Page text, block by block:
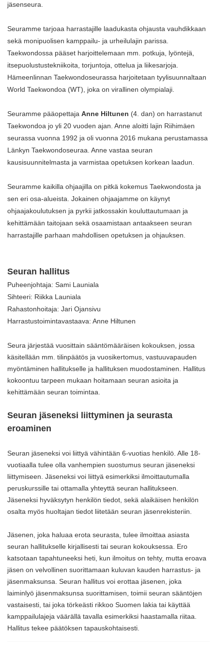
jäsenseura.
Seuramme tarjoaa harrastajille laadukasta ohjausta vauhdikkaan
sekä monipuolisen kamppailu- ja urheilulajin parissa.
Taekwondossa pääset harjoittelemaan mm. potkuja, lyöntejä,
itsepuolustustekniikoita, torjuntoja, ottelua ja liikesarjoja.
Hämeenlinnan Taekwondoseurassa harjoitetaan tyylisuunnaltaan
World Taekwondoa (WT), joka on virallinen olympialaji.
Seuramme pääopettaja Anne Hiltunen (4. dan) on harrastanut
Taekwondoa jo yli 20 vuoden ajan. Anne aloitti lajin Riihimäen
seurassa vuonna 1992 ja oli vuonna 2016 mukana perustamassa
Länkyn Taekwondoseuraa. Anne vastaa seuran
kausisuunnitelmasta ja varmistaa opetuksen korkean laadun.
Seuramme kaikilla ohjaajilla on pitkä kokemus Taekwondosta ja
sen eri osa-alueista. Jokainen ohjaajamme on käynyt
ohjaajakoulutuksen ja pyrkii jatkossakin kouluttautumaan ja
kehittämään taitojaan sekä osaamistaan antaakseen seuran
harrastajille parhaan mahdollisen opetuksen ja ohjauksen.
Seuran hallitus
Puheenjohtaja: Sami Launiala
Sihteeri: Riikka Launiala
Rahastonhoitaja: Jari Ojansivu
Harrastustoimintavastaava: Anne Hiltunen
Seura järjestää vuosittain sääntömääräisen kokouksen, jossa
käsitellään mm. tilinpäätös ja vuosikertomus, vastuuvapauden
myöntäminen hallitukselle ja hallituksen muodostaminen. Hallitus
kokoontuu tarpeen mukaan hoitamaan seuran asioita ja
kehittämään seuran toimintaa.
Seuran jäseneksi liittyminen ja seurasta
eroaminen
Seuran jäseneksi voi liittyä vähintään 6-vuotias henkilö. Alle 18-
vuotiaalla tulee olla vanhempien suostumus seuran jäseneksi
liittymiseen. Jäseneksi voi liittyä esimerkiksi ilmoittautumalla
peruskurssille tai ottamalla yhteyttä seuran hallitukseen.
Jäseneksi hyväksytyn henkilön tiedot, sekä alaikäisen henkilön
osalta myös huoltajan tiedot liitetään seuran jäsenrekisteriin.
Jäsenen, joka haluaa erota seurasta, tulee ilmoittaa asiasta
seuran hallitukselle kirjallisesti tai seuran kokouksessa. Ero
katsotaan tapahtuneeksi heti, kun ilmoitus on tehty, mutta eroava
jäsen on velvollinen suorittamaan kuluvan kauden harrastus- ja
jäsenmaksunsa. Seuran hallitus voi erottaa jäsenen, joka
laiminlyö jäsenmaksunsa suorittamisen, toimii seuran sääntöjen
vastaisesti, tai joka törkeästi rikkoo Suomen lakia tai käyttää
kamppailulajeja väärällä tavalla esimerkiksi haastamalla riitaa.
Hallitus tekee päätöksen tapauskohtaisesti.